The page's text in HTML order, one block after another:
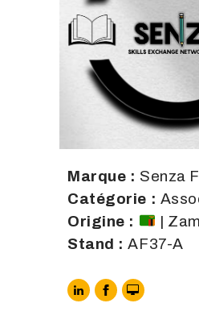
Marque : Senza
Catégorie :
Origine :
|
Stand :AF37-A